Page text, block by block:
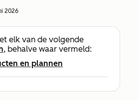
2026
elk van de volgende
, behalve waar vermeld:
en plannen